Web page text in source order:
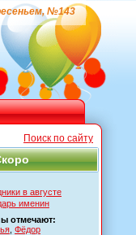
№143
Поиск по сайту
в августе
именин
отмечают:
Фёдор